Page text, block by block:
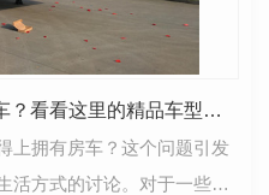
什么样的人才配得上拥有房车？看看这里的精品车型就知道了！
上拥有房车？这个问题引发
活方式的讨论。对于一些人